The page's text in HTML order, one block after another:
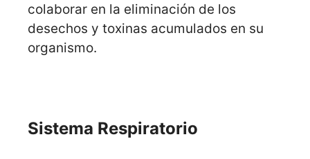
colaborar en la eliminación de los
desechos y toxinas acumulados en su
organismo.
Sistema Respiratorio